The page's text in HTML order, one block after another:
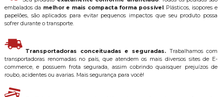
embalados da melhor e mais compacta forma possível . Plásticos, isopores e
papelões, são aplicados para evitar pequenos impactos que seu produto possa
sofrer durante o transporte.
Transportadoras conceituadas e seguradas. Trabalhamos com
transportadoras renomadas no país, que atendem os mais diversos sites de E-
commerce, e possuem frota segurada, assim cobrindo quaisquer prejuízos de
roubo, acidentes ou avarias. Mais segurança para você!